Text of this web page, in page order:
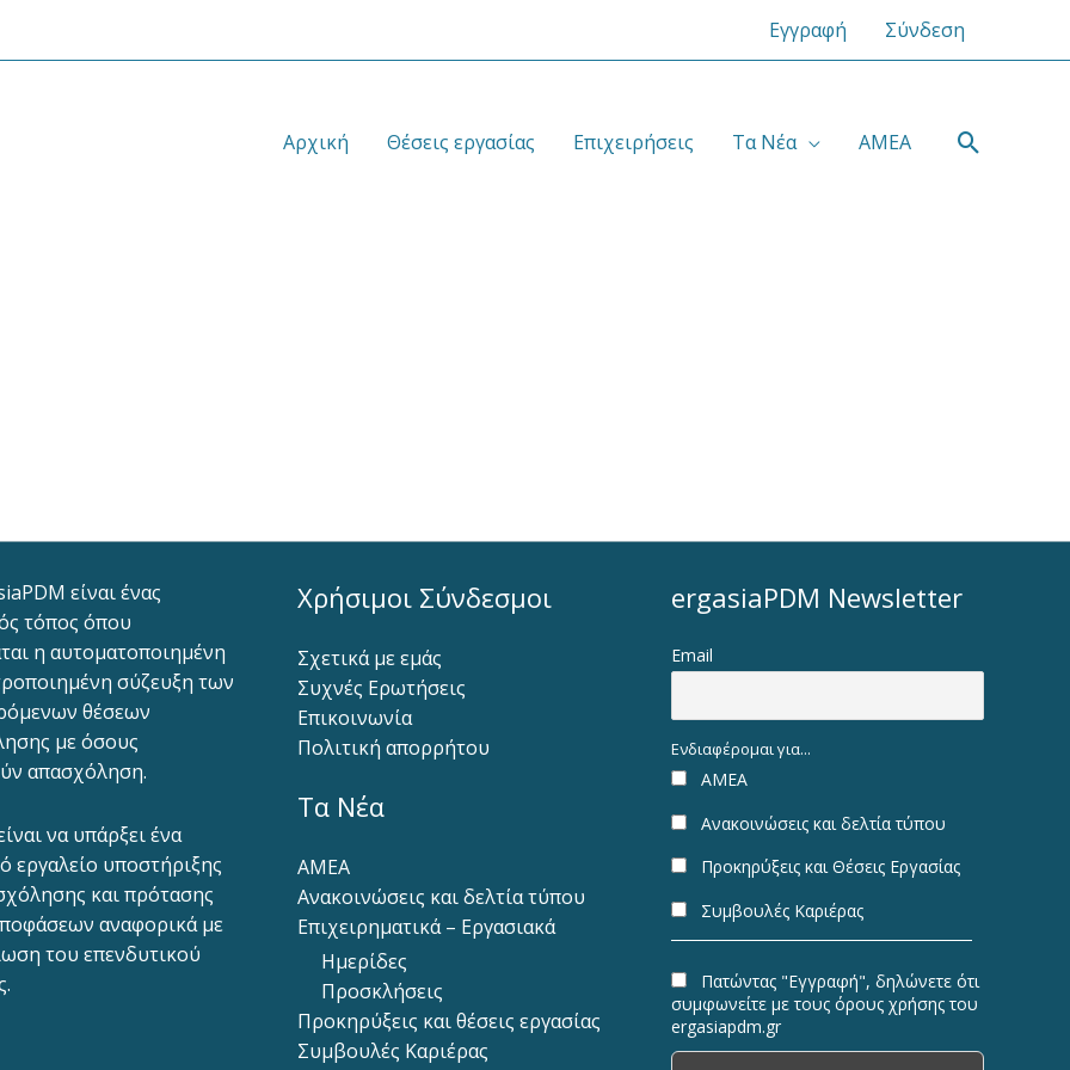
Εγγραφή Σύνδεση
Αρχική Θέσεις εργασίας Επιχειρήσεις Τα Νέα ΑΜΕΑ
είναι ένας
τόπος όπου
η αυτοματοποιημένη
σύζευξη των
θέσεων
με όσους
απασχόληση.
να υπάρξει ένα
εργαλείο υποστήριξης
και πρότασης
αναφορικά με
του επενδυτικού
Χρήσιμοι Σύνδεσμοι
Σχετικά με εμάς
Συχνές Ερωτήσεις
Επικοινωνία
Πολιτική απορρήτου
Τα Νέα
ΑΜΕΑ
Ανακοινώσεις και δελτία τύπου
Επιχειρηματικά – Εργασιακά
Ημερίδες
Προσκλήσεις
Προκηρύξεις και θέσεις εργασίας
Συμβουλές Καριέρας
ergasiaPDM Newsletter
Email
Ενδιαφέρομαι για...
ΑΜΕΑ
Ανακοινώσεις και δελτία τύπου
Προκηρύξεις και Θέσεις Εργασίας
Συμβουλές Καριέρας
Πατώντας "Εγγραφή", δηλώνετε ότι
συμφωνείτε με τους όρους χρήσης του
ergasiapdm.gr